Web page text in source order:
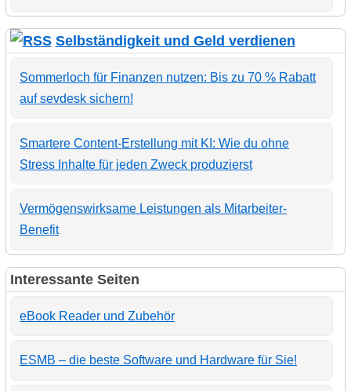
Selbständigkeit und Geld verdienen
Sommerloch für Finanzen nutzen: Bis zu 70 % Rabatt
auf sevdesk sichern!
Smartere Content-Erstellung mit KI: Wie du ohne
Stress Inhalte für jeden Zweck produzierst
Vermögenswirksame Leistungen als Mitarbeiter-
Benefit
Interessante Seiten
eBook Reader und Zubehör
ESMB – die beste Software und Hardware für Sie!